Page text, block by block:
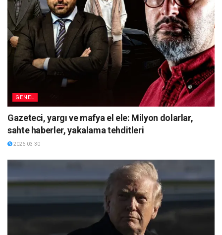
GENEL
Gazeteci, yargı ve mafya el ele: Milyon dolarlar,
sahte haberler, yakalama tehditleri
2026-03-30